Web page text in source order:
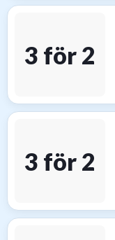
3 för 2
3 för 2